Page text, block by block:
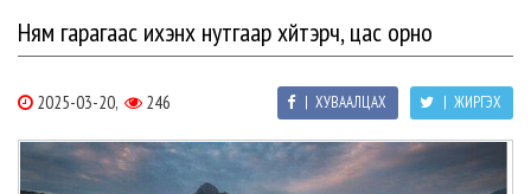
Ням гарагаас ихэнх нутгаар хүйтэрч, цас орно
2025-03-20, 246 | ЖИРГЭХ
| ХУВААЛЦАХ